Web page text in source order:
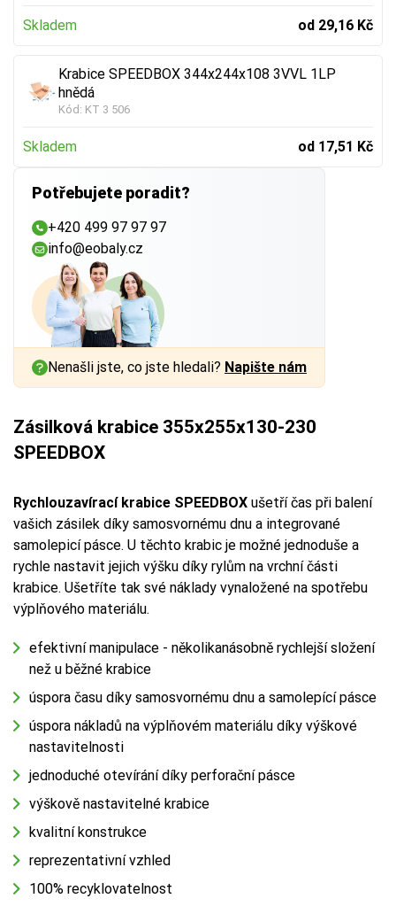
Skladem od 29,16 Kč
Krabice SPEEDBOX 344x244x108 3VVL 1LP
hnědá
Kód: KT 3 506
Skladem od 17,51 Kč
Potřebujete poradit?
+420 499 97 97 97
info@eobaly.cz
Nenašli jste, co jste hledali? Napište nám
Zásilková krabice 355x255x130-230
SPEEDBOX
Rychlouzavírací krabice SPEEDBOX ušetří čas při balení
vašich zásilek díky samosvornému dnu a integrované
samolepicí pásce. U těchto krabic je možné jednoduše a
rychle nastavit jejich výšku díky rylům na vrchní části
krabice. Ušetříte tak své náklady vynaložené na spotřebu
výplňového materiálu.
efektivní manipulace - několikanásobně rychlejší složení
než u běžné krabice
úspora času díky samosvornému dnu a samolepící pásce
úspora nákladů na výplňovém materiálu díky výškové
nastavitelnosti
jednoduché otevírání díky perforační pásce
výškově nastavitelné krabice
kvalitní konstrukce
reprezentativní vzhled
100% recyklovatelnost